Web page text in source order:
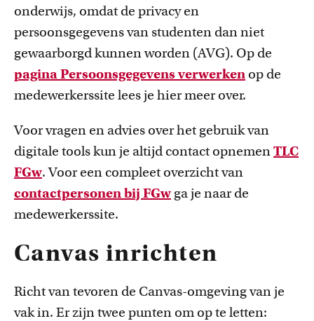
onderwijs, omdat de privacy en
persoonsgegevens van studenten dan niet
gewaarborgd kunnen worden (AVG). Op de
pagina Persoonsgegevens verwerken op de
medewerkerssite lees je hier meer over.
Voor vragen en advies over het gebruik van
digitale tools kun je altijd contact opnemenTLC
FGw. Voor een compleet overzicht van
contactpersonen bij FGw ga je naar de
medewerkerssite.
Canvas inrichten
Richt van tevoren de Canvas-omgeving van je
vak in. Er zijn twee punten om op te letten: